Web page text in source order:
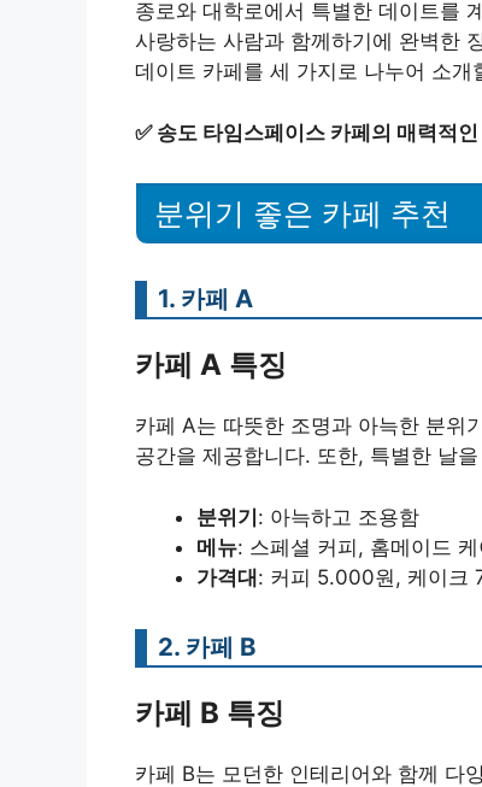
종로와 대학로에서 특별한 데이트를
사랑하는 사람과 함께하기에 완벽한
데이트 카페를 세 가지로 나누어 소개
✅ 송도 타임스페이스 카페의 매력적
분위기 좋은 카페 추천
1. 카페 A
카페 A 특징
카페 A는 따뜻한 조명과 아늑한 분위
공간을 제공합니다. 또한, 특별한 날
분위기: 아늑하고 조용함
메뉴: 스페셜 커피, 홈메이드 케
가격대: 커피 5.000원, 케이크
2. 카페 B
카페 B 특징
카페 B는 모던한 인테리어와 함께 다